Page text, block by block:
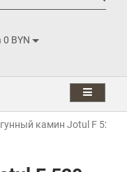
0 BYN
камин Jotul F 520